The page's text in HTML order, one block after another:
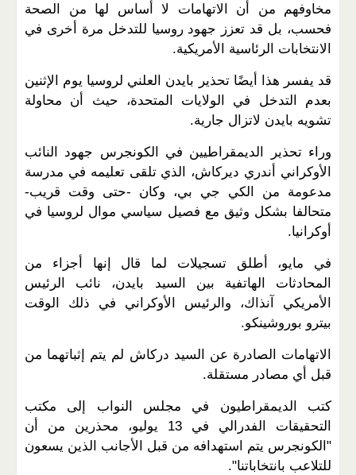
مخاوفهم من أن الاتهامات لا أساس لها من الصحة
فحسب، بل قد تعزز جهود روسيا للتدخل مرة أخرى في
الانتخابات الرئاسية الأمريكية.
قد يفسر هذا أيضًا تحذير بايدن العلني لروسيا يوم الإثنين
بعدم التدخل في الولايات المتحدة، حيث أن محاولة
تشويه بايدن لاتزال جارية.
وراء تحذير الديمقراطيين في الكونجرس جهود النائب
الأوكراني أندري ديركاش، الذي تلقى تعليمه في مدرسة
مدعومة من الكي جي بي، وكان -حتى وقت قريب-
متحالفا بشكل وثيق مع فصيل سياسي موال لروسيا في
أوكرانيا.
في مايو، أطلق تسجيلات لما قال إنها أجزاء من
المحادثات الهاتفية بين السيد بايدن، نائب الرئيس
الأمريكي آنذاك، والرئيس الأوكراني في ذلك الوقت
بيترو بوروشينكو.
الاتهامات الصادرة عن السيد دركاش لم يتم إثباتهما من
قبل أي مصادر مستقلة.
كتب الديمقراطيون في مجلس النواب إلى مكتب
التحقيقات الفدرالي في 13 يوليو، محذرين من أن
"الكونجرس يتم استهدافه من قبل الأجانب الذين يسعون
للتلاعب بانتخاباتنا".